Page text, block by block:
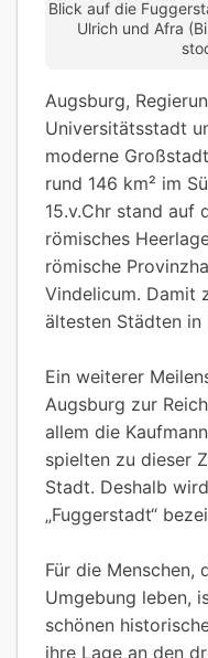
Blick auf die
Ulrich und Afra
Augsburg,
Universitätsstadt
moderne
rund 146 km² im
15.v.Chr stand auf
römisches
römische
Vindelicum. Damit
ältesten Städten in
Ein weiterer
Augsburg zur
allem die
spielten zu dieser
Stadt. Deshalb
„Fuggerstadt“
Für die Menschen,
Umgebung leben,
schönen
ihre Lage an den